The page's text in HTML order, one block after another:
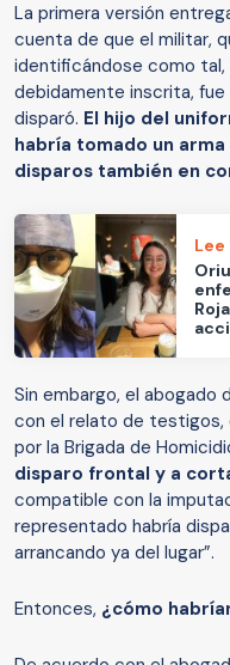
La primera versión
cuenta de que el militar,
identificándose como tal,
debidamente inscrita, fue
disparó. El hijo del
habría tomado un
disparos también en
Lee
Sin embargo, el abogado
con el relato de testigos,
por la Brigada de
disparo frontal y a
compatible con la
representado habría
arrancando ya del lugar”.
Entonces, ¿cómo